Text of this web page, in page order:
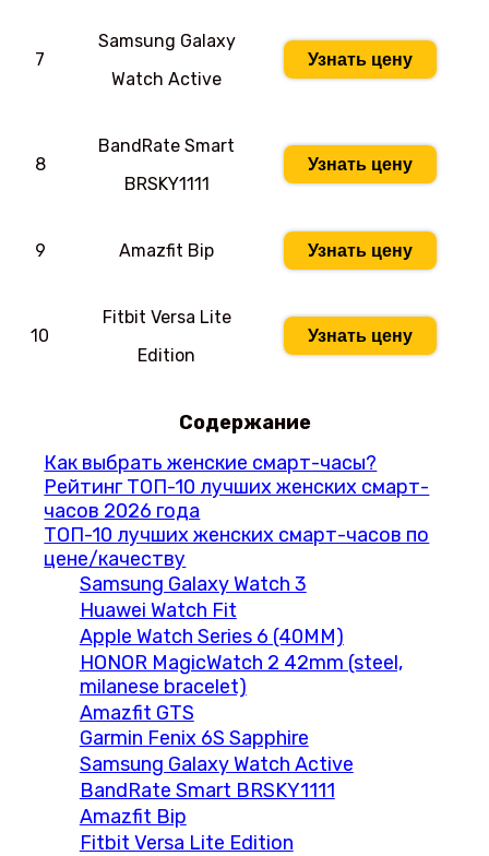
7
Samsung Galaxy
Watch Active
Узнать цену
8
BandRate Smart
BRSKY1111
Узнать цену
9 Amazfit Bip Узнать цену
10
Fitbit Versa Lite
Edition
Узнать цену
Содержание
Как выбрать женские смарт-часы?
Рейтинг ТОП-10 лучших женских смарт-
часов 2026 года
ТОП-10 лучших женских смарт-часов по
цене/качеству
Samsung Galaxy Watch 3
Huawei Watch Fit
Apple Watch Series 6 (40MM)
HONOR MagicWatch 2 42mm (steel,
milanese bracelet)
Amazfit GTS
Garmin Fenix 6S Sapphire
Samsung Galaxy Watch Active
BandRate Smart BRSKY1111
Amazfit Bip
Fitbit Versa Lite Edition